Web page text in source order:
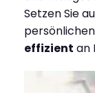
Setzen Sie
effizient an